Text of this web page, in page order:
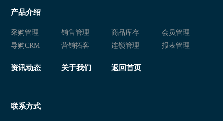
产品介绍
采购管理 销售管理 商品库存
会员管理
导购CRM
营销拓客 连锁管理 报表管理
资讯动态 关于我们 返回首页
联系方式